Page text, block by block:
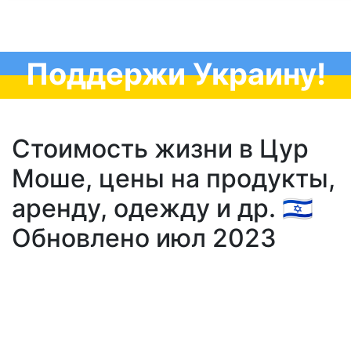
Поддержи Украину!
Стоимость жизни в Цур
Моше, цены на продукты,
аренду, одежду и др. 🇮🇱
Обновлено июл 2023